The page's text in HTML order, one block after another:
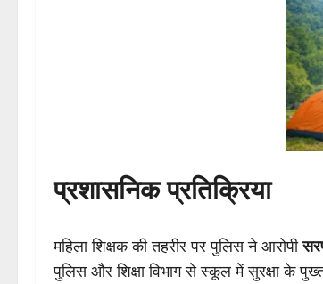
प्रशासनिक प्रतिक्रिया
महिला शिक्षक की तहरीर पर पुलिस ने आरोपी
पुलिस और शिक्षा विभाग से स्कूल में सुरक्षा के